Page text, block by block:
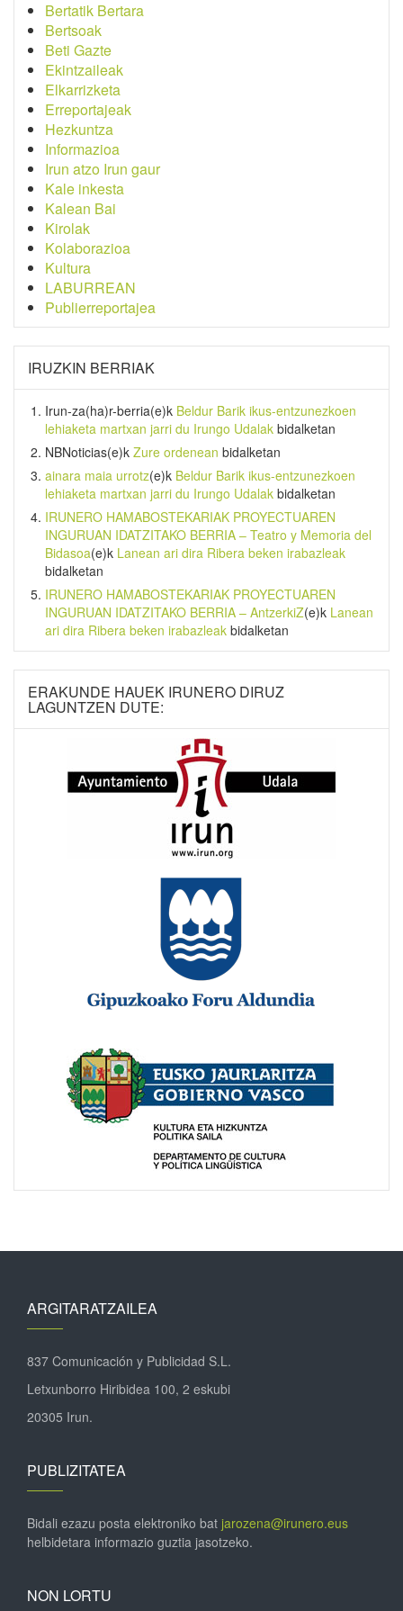
Bertatik Bertara
Bertsoak
Beti Gazte
Ekintzaileak
Elkarrizketa
Erreportajeak
Hezkuntza
Informazioa
Irun atzo Irun gaur
Kale inkesta
Kalean Bai
Kirolak
Kolaborazioa
Kultura
LABURREAN
Publierreportajea
IRUZKIN BERRIAK
Irun-za(ha)r-berria(e)k Beldur Barik ikus-entzunezkoen
lehiaketa martxan jarri du Irungo Udalak bidalketan
NBNoticias(e)k Zure ordenean bidalketan
ainara maia urrotz(e)k Beldur Barik ikus-entzunezkoen
lehiaketa martxan jarri du Irungo Udalak bidalketan
IRUNERO HAMABOSTEKARIAK PROYECTUAREN
INGURUAN IDATZITAKO BERRIA – Teatro y Memoria del
Bidasoa(e)k Lanean ari dira Ribera beken irabazleak
bidalketan
IRUNERO HAMABOSTEKARIAK PROYECTUAREN
INGURUAN IDATZITAKO BERRIA – AntzerkiZ(e)k Lanean
ari dira Ribera beken irabazleak bidalketan
ERAKUNDE HAUEK IRUNERO DIRUZ
LAGUNTZEN DUTE:
ARGITARATZAILEA
837 Comunicación y Publicidad S.L.
Letxunborro Hiribidea 100, 2 eskubi
20305 Irun.
PUBLIZITATEA
Bidali ezazu posta elektroniko bat jarozena@irunero.eus
helbidetara informazio guztia jasotzeko.
NON LORTU